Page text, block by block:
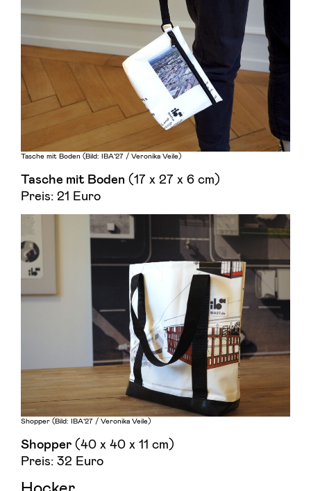
Tasche mit Boden (Bild: IBA’27 / Veronika Veile)
Tasche mit Boden (17 x 27 x 6 cm)
Preis: 21 Euro
Shopper (Bild: IBA’27 / Veronika Veile)
Shopper (40 x 40 x 11 cm)
Preis: 32 Euro